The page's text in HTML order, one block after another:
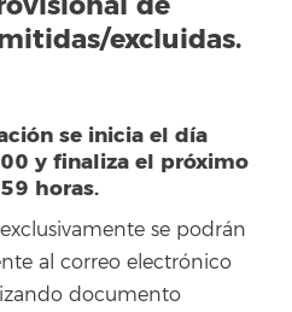
excluidas.
se inicia el día
y finaliza el próximo
horas.
se podrán
al correo electrónico
documento